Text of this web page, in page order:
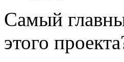
Самый
этого